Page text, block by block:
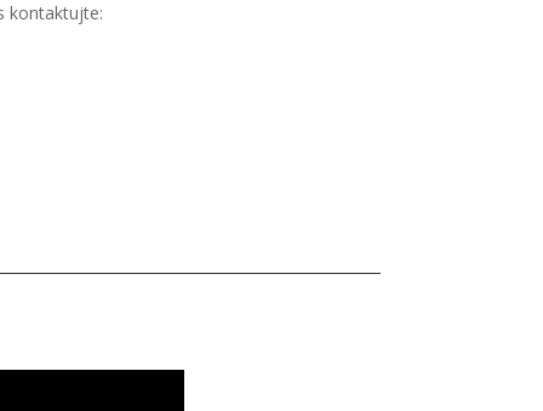
kontaktujte: